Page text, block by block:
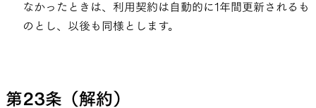
なかったときは、利用契約は自動的に1年間更新されるも
のとし、以後も同様とします。
第23条（解約）